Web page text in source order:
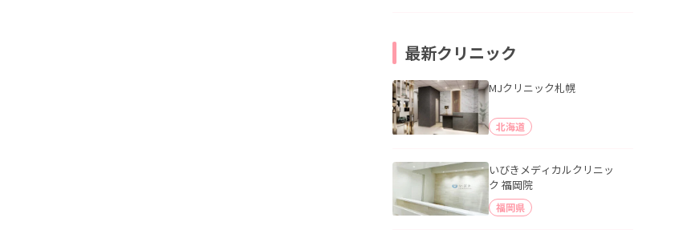
最新クリニック
MJクリニック札幌
北海道
いびきメディカルクリニッ
ク 福岡院
福岡県